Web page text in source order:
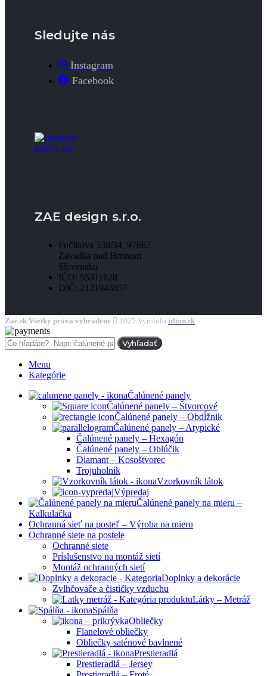
Sledujte nás
Instagram
Facebook
ZAE design s.r.o.
Fučíkova 538/34, 97667,
Závadka nad Hronom
Slovensko
IČO: 55311628
DIČ: 2121943857
Zae.sk Všetky práva vyhradené 2025 Vyrobilo itlion.sk
Vyhľadať
Menu
Kategórie
Čalúnené panely
Čalúnené panely – Štvorcové
Čalúnené panely – Obdĺžnik
Čalúnené panely – Atypické
Čalúnené panely – Hexagón
Čalúnené panely – Oblúčik
Diamant – Kosoštvorec
Trojuholník
Vzorkovník látok
Výpredaj
Čalúnené panely na mieru –
Kalkulačka
Ochranná sieť na posteľ – Výroba na mieru
Ochranné siete na postele
Ochranné siete
Príslušenstvo na montáž sietí
Montáž ochranných sietí
Doplnky a dekorácie
Zvlhčovače a čističky vzduchu
Látky – Metráž
Spálňa
Obliečky
Flanelové obliečky
Obliečky saténové bavlnené
Prestieradlá
Prestieradlá – Jersey